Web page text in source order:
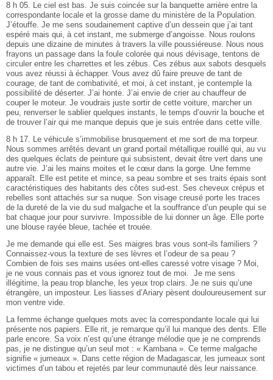
8 h 05. Le ciel est bas. Je suis coincée sur la banquette arrière entre la
correspondante locale et la grosse dame du ministère de la Population.
J’étouffe. Je me sens soudainement captive d’un dessein que j’ai tant
espéré mais qui, à cet instant, me submerge d’angoisse. Nous roulons
depuis une dizaine de minutes à travers la ville poussiéreuse. Nous nous
frayons un passage dans la foule colorée qui nous dévisage, tentons de
circuler entre les charrettes et les zébus. Ces zébus aux sabots desquels
vous avez réussi à échapper. Vous avez dû faire preuve de tant de
courage, de tant de combativité, et moi, à cet instant, je contemple la
possibilité de déserter. J’ai honte. J’ai envie de crier au chauffeur de
couper le moteur. Je voudrais juste sortir de cette voiture, marcher un
peu, renverser le sablier quelques instants, le temps d’ouvrir la bouche et
de trouver l’air qui me manque depuis que je suis entrée dans cette ville.
8 h 17. Le véhicule s’immobilise brusquement et me sort de ma torpeur.
Nous sommes arrêtés devant un grand portail métallique rouillé qui, au vu
des quelques éclats de peinture qui subsistent, devait être vert dans une
autre vie. J’ai les mains moites et le cœur dans la gorge. Une femme
apparaît. Elle est petite et mince, sa peau sombre et ses traits épais sont
caractéristiques des habitants des côtes sud-est. Ses cheveux crépus et
rebelles sont attachés sur sa nuque. Son visage creusé porte les traces
de la dureté de la vie du sud malgache et la souffrance d’un peuple qui se
bat chaque jour pour survivre. Impossible de lui donner un âge. Elle porte
une blouse rayée bleue, tachée et trouée.
Je me demande qui elle est. Ses maigres bras vous sont-ils familiers ?
Connaissez-vous la texture de ses lèvres et l’odeur de sa peau ?
Combien de fois ses mains usées ont-elles caressé votre visage ? Moi,
je ne vous connais pas et vous ignorez tout de moi. Je me sens
illégitime, la peau trop blanche, les yeux trop clairs. Je ne suis qu’une
étrangère, un imposteur. Les liasses d’Ariary pèsent douloureusement sur
mon ventre vide.
La femme échange quelques mots avec la correspondante locale qui lui
présente nos papiers. Elle rit, je remarque qu’il lui manque des dents. Elle
parle encore. Sa voix n’est qu’une étrange mélodie que je ne comprends
pas, je ne distingue qu’un seul mot : « Kambana ». Ce terme malgache
signifie « jumeaux ». Dans cette région de Madagascar, les jumeaux sont
victimes d’un tabou et rejetés par leur communauté dès leur naissance.